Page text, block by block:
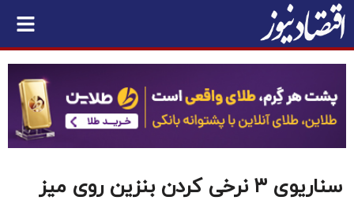
سناریوی ۳ نرخی کردن بنزین روی میز